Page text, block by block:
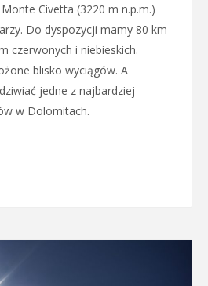
Civetta (3220 m n.p.m.)
Do dyspozycji mamy 80 km
czerwonych i niebieskich.
blisko wyciągów. A
jedne z najbardziej
w Dolomitach.